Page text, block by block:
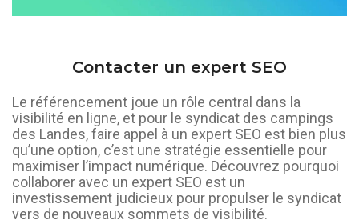
Contacter un expert SEO
Le référencement joue un rôle central dans la
visibilité en ligne, et pour le syndicat des campings
des Landes, faire appel à un expert SEO est bien plus
qu’une option, c’est une stratégie essentielle pour
maximiser l’impact numérique. Découvrez pourquoi
collaborer avec un expert SEO est un
investissement judicieux pour propulser le syndicat
vers de nouveaux sommets de visibilité.